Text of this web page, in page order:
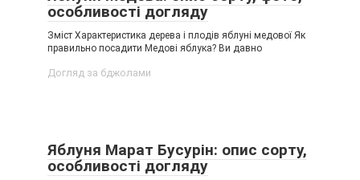
особливості догляду
Зміст Характеристика дерева і плодів яблуні медової Як
правильно посадити Медові яблука? Ви давно
Догляд за бджолами
Яблуня Марат Бусурін: опис сорту,
особливості догляду